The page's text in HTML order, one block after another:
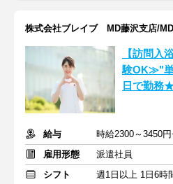
株式会社ブレイブ MD藤沢支店/
【訪問入
験OK≫"
日で勤務
給与
時給2300～3450
雇用形態
派遣社員
シフト
週1日以上 1日6時